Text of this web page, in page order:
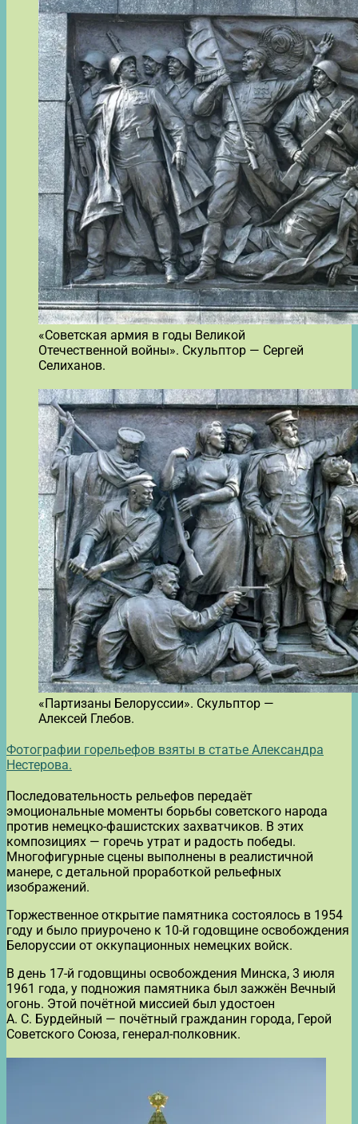
«Советская армия в годы Великой
Отечественной войны». Скульптор — Сергей
Селиханов.
«Партизаны Белоруссии». Скульптор —
Алексей Глебов.
Фотографии горельефов взяты в статье Александра
Нестерова.
Последовательность рельефов передаёт
эмоциональные моменты борьбы советского народа
против немецко-фашистских захватчиков. В этих
композициях — горечь утрат и радость победы.
Многофигурные сцены выполнены в реалистичной
манере, с детальной проработкой рельефных
изображений.
Торжественное открытие памятника состоялось в 1954
году и было приурочено к 10-й годовщине освобождения
Белоруссии от оккупационных немецких войск.
В день 17-й годовщины освобождения Минска, 3 июля
1961 года, у подножия памятника был зажжён Вечный
огонь. Этой почётной миссией был удостоен
А. С. Бурдейный — почётный гражданин города, Герой
Советского Союза, генерал-полковник.